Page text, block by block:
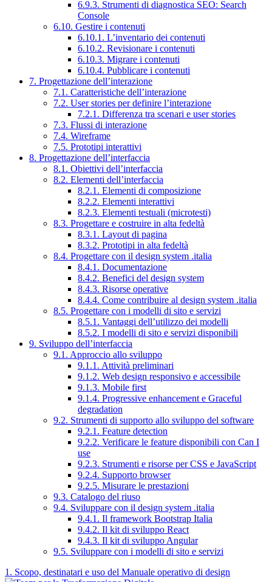
6.9.3. Strumenti di diagnostica SEO: Search
Console
6.10. Gestire i contenuti
6.10.1. L’inventario dei contenuti
6.10.2. Revisionare i contenuti
6.10.3. Migrare i contenuti
6.10.4. Pubblicare i contenuti
7. Progettazione dell’interazione
7.1. Caratteristiche dell’interazione
7.2. User stories per definire l’interazione
7.2.1. Differenza tra scenari e user stories
7.3. Flussi di interazione
7.4. Wireframe
7.5. Prototipi interattivi
8. Progettazione dell’interfaccia
8.1. Obiettivi dell’interfaccia
8.2. Elementi dell’interfaccia
8.2.1. Elementi di composizione
8.2.2. Elementi interattivi
8.2.3. Elementi testuali (microtesti)
8.3. Progettare e costruire in alta fedeltà
8.3.1. Layout di pagina
8.3.2. Prototipi in alta fedeltà
8.4. Progettare con il design system .italia
8.4.1. Documentazione
8.4.2. Benefici del design system
8.4.3. Risorse operative
8.4.4. Come contribuire al design system .italia
8.5. Progettare con i modelli di sito e servizi
8.5.1. Vantaggi dell’utilizzo dei modelli
8.5.2. I modelli di sito e servizi disponibili
9. Sviluppo dell’interfaccia
9.1. Approccio allo sviluppo
9.1.1. Attività preliminari
9.1.2. Web design responsivo e accessibile
9.1.3. Mobile first
9.1.4. Progressive enhancement e Graceful
degradation
9.2. Strumenti di supporto allo sviluppo del software
9.2.1. Feature detection
9.2.2. Verificare le feature disponibili con Can I
use
9.2.3. Strumenti e risorse per CSS e JavaScript
9.2.4. Supporto browser
9.2.5. Misurare le prestazioni
9.3. Catalogo del riuso
9.4. Sviluppare con il design system .italia
9.4.1. Il framework Bootstrap Italia
9.4.2. Il kit di sviluppo React
9.4.3. Il kit di sviluppo Angular
9.5. Sviluppare con i modelli di sito e servizi
1. Scopo, destinatari e uso del Manuale operativo di design